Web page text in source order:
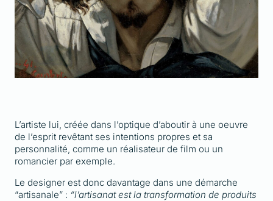
L’artiste lui, créée dans l’optique d’aboutir à une oeuvre
de l’esprit revêtant ses intentions propres et sa
personnalité, comme un réalisateur de film ou un
romancier par exemple.
Le designer est donc davantage dans une démarche
“artisanale” : “l’artisanat est la transformation de produits